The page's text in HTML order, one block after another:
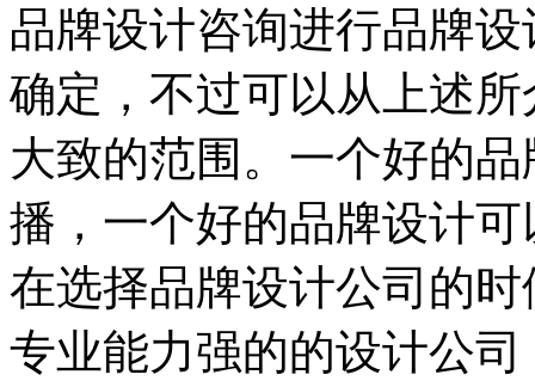
品牌设计咨询进行品牌
确定，不过可以从上述
大致的范围。一个好的
播，一个好的品牌设计
在选择品牌设计公司的
专业能力强的的设计公